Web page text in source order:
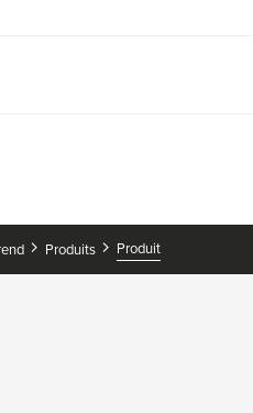
Produits Produit